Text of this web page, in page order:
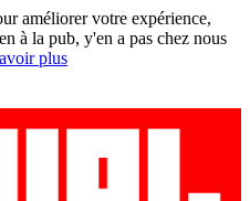
améliorer votre expérience,
à la pub, y'en a pas chez nous
plus